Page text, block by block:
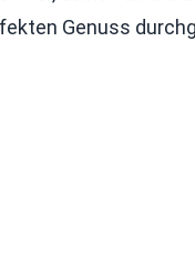
Genuss